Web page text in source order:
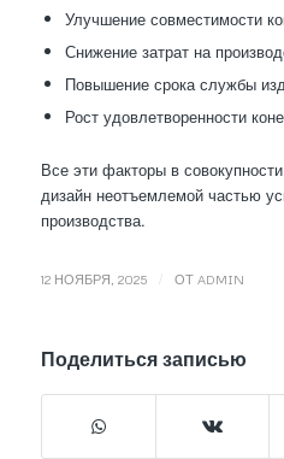
Улучшение совместимости
Снижение затрат на
Повышение срока службы
Рост удовлетворенности
Все эти факторы в
дизайн неотъемлемой частью
производства.
12 НОЯБРЯ, 2025 ОТ ADMIN
Поделиться записью